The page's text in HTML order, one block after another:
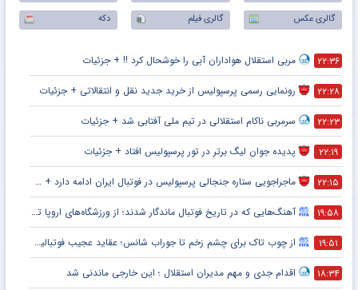
گالری عکس
گالری فیلم دکه
۲۲:۳۶ مربی استقلال هواداران آبی را خوشحال کرد !! + جزئیات
۲۲:۲۸ رونمایی رسمی پرسپولیس از خرید جدید نقل و انتقالاتی + جزئیات
۲۲:۲۳ سرمربی ناکام استقلالی در تیم ملی آفتابی شد + جزئیات
۲۲:۱۹ پدیده جوان لیگ برتر در تور پرسپولیس افتاد + جزئیات
۲۲:۱۵ ماجراجویی ستاره جنجالی پرسپولیس در فوتبال ایران ادامه دارد + جزئیات
۱۹:۵۸ آهنگ‌هایی که در تاریخ فوتبال ماندگار شدند؛ از ورزشگاه‌های اروپا تا جام جهانی
۱۹:۵۱ از چوب تاک برای چشم زخم تا جوراب شانس؛ عقاید عجیب فوتبالیست‌ها!
۱۸:۳۴ اقدام جدی و مهم مدیران استقلال ؛ این خارجی ماندنی شد